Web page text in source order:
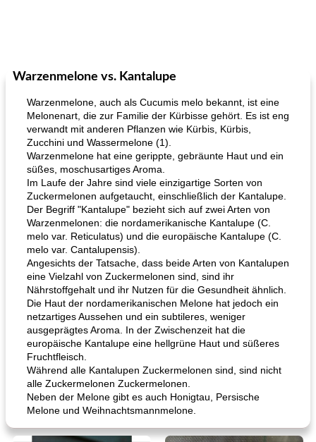
Warzenmelone vs. Kantalupe
Warzenmelone, auch als Cucumis melo bekannt, ist eine
Melonenart, die zur Familie der Kürbisse gehört. Es ist eng
verwandt mit anderen Pflanzen wie Kürbis, Kürbis,
Zucchini und Wassermelone (1).
Warzenmelone hat eine gerippte, gebräunte Haut und ein
süßes, moschusartiges Aroma.
Im Laufe der Jahre sind viele einzigartige Sorten von
Zuckermelonen aufgetaucht, einschließlich der Kantalupe.
Der Begriff "Kantalupe" bezieht sich auf zwei Arten von
Warzenmelonen: die nordamerikanische Kantalupe (C.
melo var. Reticulatus) und die europäische Kantalupe (C.
melo var. Cantalupensis).
Angesichts der Tatsache, dass beide Arten von Kantalupen
eine Vielzahl von Zuckermelonen sind, sind ihr
Nährstoffgehalt und ihr Nutzen für die Gesundheit ähnlich.
Die Haut der nordamerikanischen Melone hat jedoch ein
netzartiges Aussehen und ein subtileres, weniger
ausgeprägtes Aroma. In der Zwischenzeit hat die
europäische Kantalupe eine hellgrüne Haut und süßeres
Fruchtfleisch.
Während alle Kantalupen Zuckermelonen sind, sind nicht
alle Zuckermelonen Zuckermelonen.
Neben der Melone gibt es auch Honigtau, Persische
Melone und Weihnachtsmannmelone.